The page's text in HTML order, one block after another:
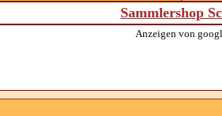
Sammlershop
Anzeigen von